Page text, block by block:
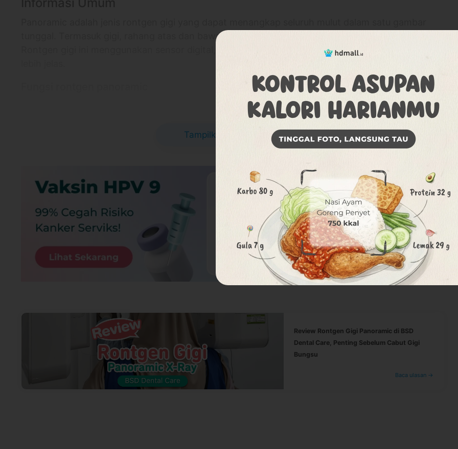
tunggal. Termasuk gigi, rahang atas dan bawah, struktur dan jaringan di sekitarnya.
Rontgen gigi ini menggunakan sensor digital, maka hasil foto rontgen yang dihasilkan tampak
Melihat keadaan seluruh mulut, termasuk tulang dan gigi, dalam bentuk datar
Menemukan gangguan dalam mulut, seperti gigi bertumpuk, tulang rahang yang abnormal,
kista, tumor, infeksi, atau patah tulang
Merencanakan terapi untuk memperbaiki susunan gigi yang tidak rapi, seperti gigi palsu,
Bagaimana pemeriksaan dengan rontgen panoramic dilakukan?
Pasien diminta menggigit sesuatu, lalu mesin rontgen berkamera akan memutari seluruh sisi
kepala
Bagaimana pemeriksaan dengan rontgen panoramic dilakukan?
Konsultasikan kondisi gigi dan mulut untuk menentukan langkah perawatan yang tepat.
Biasanya jenis rontgen gigi disesuaikan dengan perawatan yang akan dijalani
BSD Dental Centre
Jl. Anggrek Loka Blok AF No. 61, Sektor 22, RT.2/RW.02, Rw. Buntu, Kec. Serpong, Kota
Tangerang Selatan, Banten 15318
Link Google Map:https://g.page/bsd-dental-centre?share
Jam praktek Senin - Sabtu : 10:00 - 19:00
Dekat dengan klinik:
Klinik berada tepat di samping perempatan jalan
Tampilkan lebih banyak
Review Rontgen Gigi Panoramic di BSD
Dental Care, Penting Sebelum Cabut Gigi
Bungsu
Baca ulasan →